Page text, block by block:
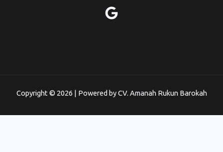
Copyright © 2026 | Powered by CV. Amanah Rukun Barokah